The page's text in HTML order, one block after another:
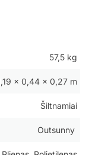
57,5 kg
× 0,44 × 0,27 m
Šiltnamiai
Outsunny